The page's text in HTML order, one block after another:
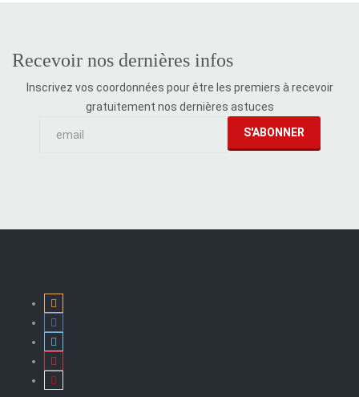
Recevoir nos dernières infos
Inscrivez vos coordonnées pour être les premiers à recevoir
gratuitement nos dernières astuces